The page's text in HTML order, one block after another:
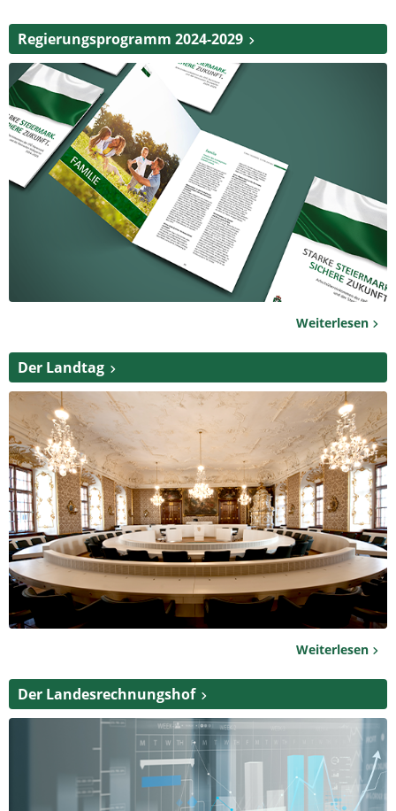
Regierungsprogramm 2024-2029
Weiterlesen
Der Landtag
Weiterlesen
Der Landesrechnungshof